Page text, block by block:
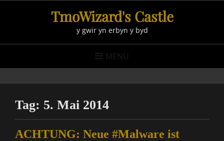
TmoWizard's Castle
y gwir yn erbyn y byd
MENU
Tag: 5. Mai 2014
ACHTUNG: Neue #Malware ist